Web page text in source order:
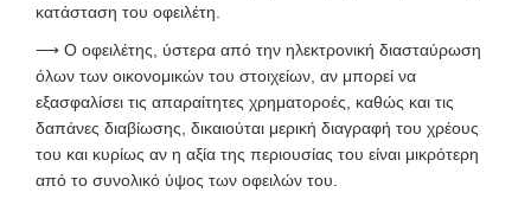
κατάσταση του οφειλέτη.
⟶ Ο οφειλέτης, ύστερα από την ηλεκτρονική διασταύρωση
όλων των οικονομικών του στοιχείων, αν μπορεί να
εξασφαλίσει τις απαραίτητες χρηματοροές, καθώς και τις
δαπάνες διαβίωσης, δικαιούται μερική διαγραφή του χρέους
του και κυρίως αν η αξία της περιουσίας του είναι μικρότερη
από το συνολικό ύψος των οφειλών του.